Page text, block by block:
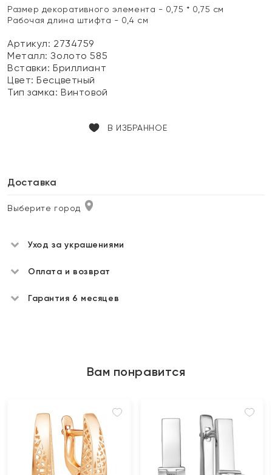
Размер декоративного элемента - 0,75 * 0,75 см
Рабочая длина штифта - 0,4 см
Артикул: 2734759
Металл:Золото 585
Вставки:Бриллиант
Цвет:Бесцветный
Тип замка:Винтовой
В ИЗБРАННОЕ
Доставка
Выберите город
Уход за украшениями
Оплата и возврат
Гарантия 6 месяцев
Вам понравится